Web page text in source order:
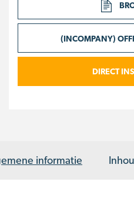
(INCOMPANY)
DIRECT
informatie